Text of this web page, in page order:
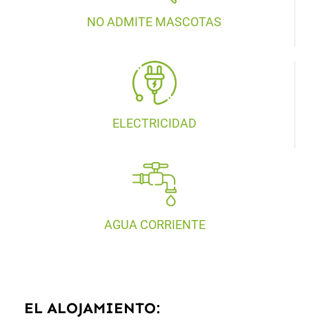
NO ADMITE MASCOTAS
ELECTRICIDAD
AGUA CORRIENTE
EL ALOJAMIENTO: